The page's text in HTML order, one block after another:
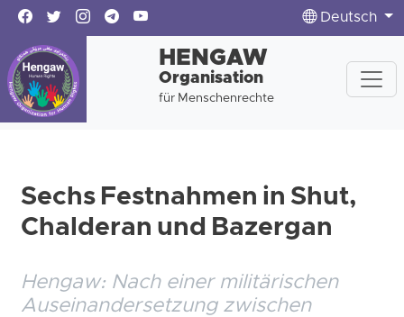
Deutsch
HENGAW
Organisation
für Menschenrechte
Sechs Festnahmen in Shut,
Chalderan und Bazergan
Hengaw: Nach einer militärischen
Auseinandersetzung zwischen